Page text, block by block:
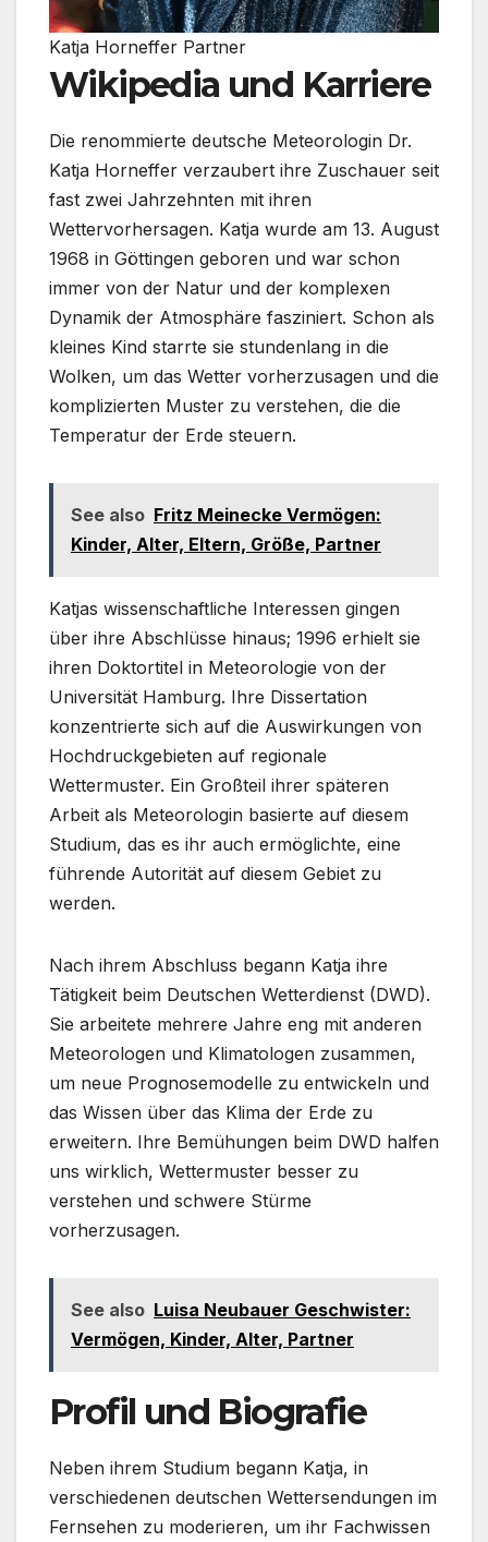
Katja Horneffer Partner
Wikipedia und Karriere
Die renommierte deutsche Meteorologin Dr.
Katja Horneffer verzaubert ihre Zuschauer seit
fast zwei Jahrzehnten mit ihren
Wettervorhersagen. Katja wurde am 13. August
1968 in Göttingen geboren und war schon
immer von der Natur und der komplexen
Dynamik der Atmosphäre fasziniert. Schon als
kleines Kind starrte sie stundenlang in die
Wolken, um das Wetter vorherzusagen und die
komplizierten Muster zu verstehen, die die
Temperatur der Erde steuern.
See also Fritz Meinecke Vermögen:
Kinder, Alter, Eltern, Größe, Partner
Katjas wissenschaftliche Interessen gingen
über ihre Abschlüsse hinaus; 1996 erhielt sie
ihren Doktortitel in Meteorologie von der
Universität Hamburg. Ihre Dissertation
konzentrierte sich auf die Auswirkungen von
Hochdruckgebieten auf regionale
Wettermuster. Ein Großteil ihrer späteren
Arbeit als Meteorologin basierte auf diesem
Studium, das es ihr auch ermöglichte, eine
führende Autorität auf diesem Gebiet zu
werden.
Nach ihrem Abschluss begann Katja ihre
Tätigkeit beim Deutschen Wetterdienst (DWD).
Sie arbeitete mehrere Jahre eng mit anderen
Meteorologen und Klimatologen zusammen,
um neue Prognosemodelle zu entwickeln und
das Wissen über das Klima der Erde zu
erweitern. Ihre Bemühungen beim DWD halfen
uns wirklich, Wettermuster besser zu
verstehen und schwere Stürme
vorherzusagen.
See also Luisa Neubauer Geschwister:
Vermögen, Kinder, Alter, Partner
Profil und Biografie
Neben ihrem Studium begann Katja, in
verschiedenen deutschen Wettersendungen im
Fernsehen zu moderieren, um ihr Fachwissen